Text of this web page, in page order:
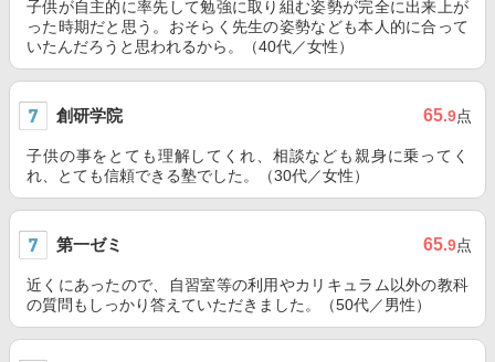
子供が自主的に率先して勉強に取り組む姿勢が完全に出来上が
った時期だと思う。おそらく先生の姿勢なども本人的に合って
いたんだろうと思われるから。（40代／女性）
創研学院 65.9点
子供の事をとても理解してくれ、相談なども親身に乗ってく
れ、とても信頼できる塾でした。（30代／女性）
第一ゼミ 65.9点
近くにあったので、自習室等の利用やカリキュラム以外の教科
の質問もしっかり答えていただきました。（50代／男性）